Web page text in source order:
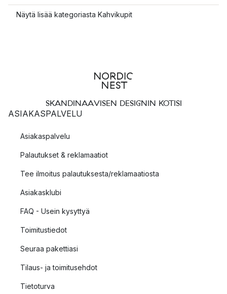
Näytä lisää kategoriasta Kahvikupit
SKANDINAAVISEN DESIGNIN KOTISI
ASIAKASPALVELU
Asiakaspalvelu
Palautukset & reklamaatiot
Tee ilmoitus palautuksesta/reklamaatiosta
Asiakasklubi
FAQ - Usein kysyttyä
Toimitustiedot
Seuraa pakettiasi
Tilaus- ja toimitusehdot
Tietoturva